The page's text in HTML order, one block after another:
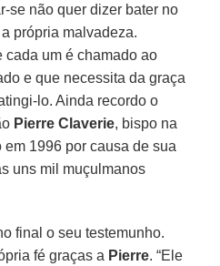
se não quer dizer bater no
própria malvadeza.
cada um é chamado ao
e que necessita da graça
lo. Ainda recordo o
Pierre Claverie, bispo na
1996 por causa de sua
uns mil muçulmanos
final o seu testemunho.
fé graças a Pierre. “Ele